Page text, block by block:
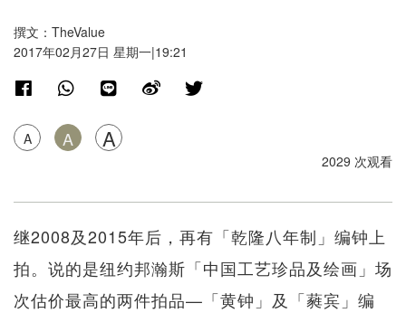
撰文：TheValue
2017年02月27日 星期一|19:21
A A A
2029 次观看
继2008及2015年后，再有「乾隆八年制」编钟上
拍。说的是纽约邦瀚斯「中国工艺珍品及绘画」场
次估价最高的两件拍品—「黄钟」及「蕤宾」编